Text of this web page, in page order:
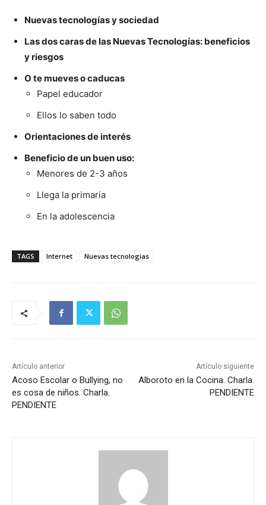
Nuevas tecnologías y sociedad
Las dos caras de las Nuevas Tecnologías: beneficios
y riesgos
O te mueves o caducas
Papel educador
Ellos lo saben todo
Orientaciones de interés
Beneficio de un buen uso:
Menores de 2-3 años
Llega la primaria
En la adolescencia
TAGS Internet Nuevas tecnologias
Artículo anterior
Acoso Escolar o Bullying, no
es cosa de niños. Charla.
PENDIENTE
Artículo siguiente
Alboroto en la Cocina. Charla.
PENDIENTE